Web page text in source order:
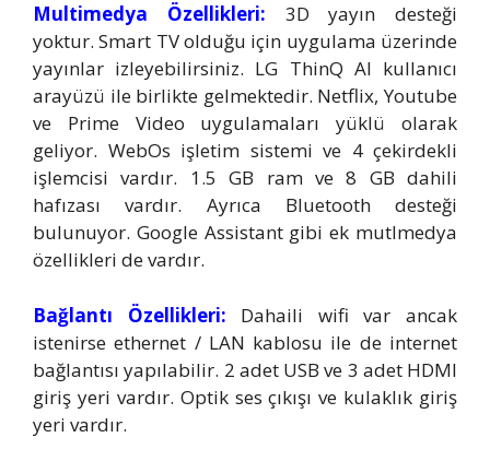
Multimedya Özellikleri: 3D yayın desteği
yoktur. Smart TV olduğu için uygulama üzerinde
yayınlar izleyebilirsiniz. LG ThinQ AI kullanıcı
arayüzü ile birlikte gelmektedir. Netflix, Youtube
ve Prime Video uygulamaları yüklü olarak
geliyor. WebOs işletim sistemi ve 4 çekirdekli
işlemcisi vardır. 1.5 GB ram ve 8 GB dahili
hafızası vardır. Ayrıca Bluetooth desteği
bulunuyor. Google Assistant gibi ek mutlmedya
özellikleri de vardır.
Bağlantı Özellikleri: Dahaili wifi var ancak
istenirse ethernet / LAN kablosu ile de internet
bağlantısı yapılabilir. 2 adet USB ve 3 adet HDMI
giriş yeri vardır. Optik ses çıkışı ve kulaklık giriş
yeri vardır.